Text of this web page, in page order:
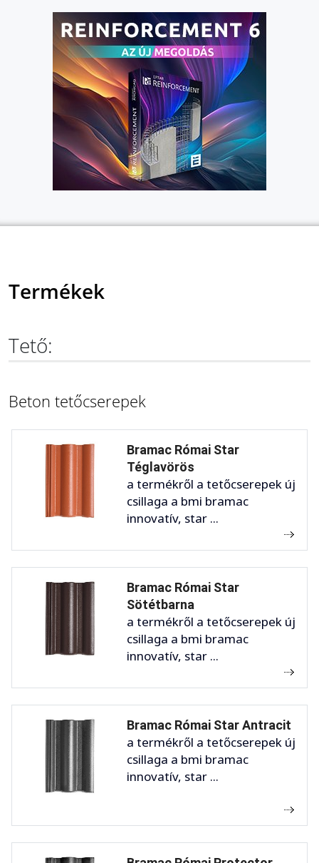
Termékek
Tető:
Beton tetőcserepek
Bramac Római Star
Téglavörös
a termékről a tetőcserepek új
csillaga a bmi bramac
innovatív, star ...
Bramac Római Star
Sötétbarna
a termékről a tetőcserepek új
csillaga a bmi bramac
innovatív, star ...
Bramac Római Star Antracit
a termékről a tetőcserepek új
csillaga a bmi bramac
innovatív, star ...